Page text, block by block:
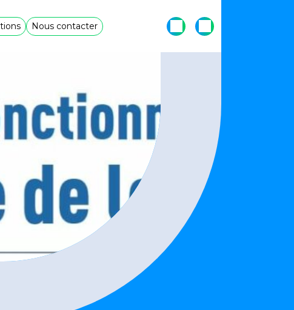
Nous contacter